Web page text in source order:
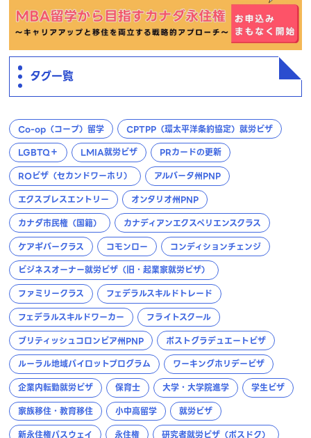
タグ一覧
Co-op（コープ）留学
CPTPP（環太平洋条約協定）就労ビザ
LGBTQ＋
LMIA就労ビザ
PRカードの更新
ROビザ（セカンドワーホリ）
アルバータ州PNP
エクスプレスエントリー
オンタリオ州PNP
カナダ市民権（国籍）
カナディアンエクスペリエンスクラス
ケアギバークラス
コモンロー
コンディションチェンジ
ビジネスオーナー就労ビザ（旧・起業家就労ビザ）
ファミリークラス
フェデラルスキルドトレード
フェデラルスキルドワーカー
フライトスクール
ブリティッシュコロンビア州PNP
ポストグラデュエートビザ
ルーラル地域パイロットプログラム
ワーキングホリデービザ
企業内転勤就労ビザ
保育士 大学・大学院進学
学生ビザ
家族移住・教育移住
小中高留学
就労ビザ
新永住権パスウェイ
永住権
研究者就労ビザ（ポスドク）